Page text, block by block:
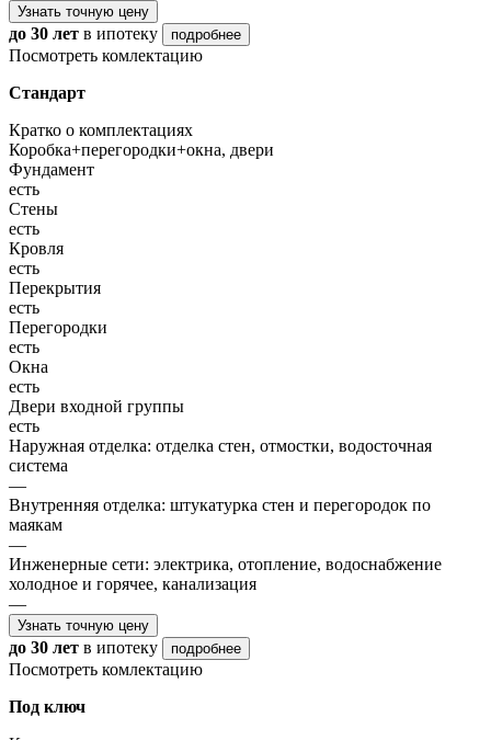
Узнать точную цену
до 30 лет в ипотеку подробнее
Посмотреть комлектацию
Стандарт
Кратко о комплектациях
Коробка+перегородки+окна, двери
Фундамент
есть
Стены
есть
Кровля
есть
Перекрытия
есть
Перегородки
есть
Окна
есть
Двери входной группы
есть
Наружная отделка: отделка стен, отмостки, водосточная
система
—
Внутренняя отделка: штукатурка стен и перегородок по
маякам
—
Инженерные сети: электрика, отопление, водоснабжение
холодное и горячее, канализация
—
Узнать точную цену
до 30 лет в ипотеку подробнее
Посмотреть комлектацию
Под ключ